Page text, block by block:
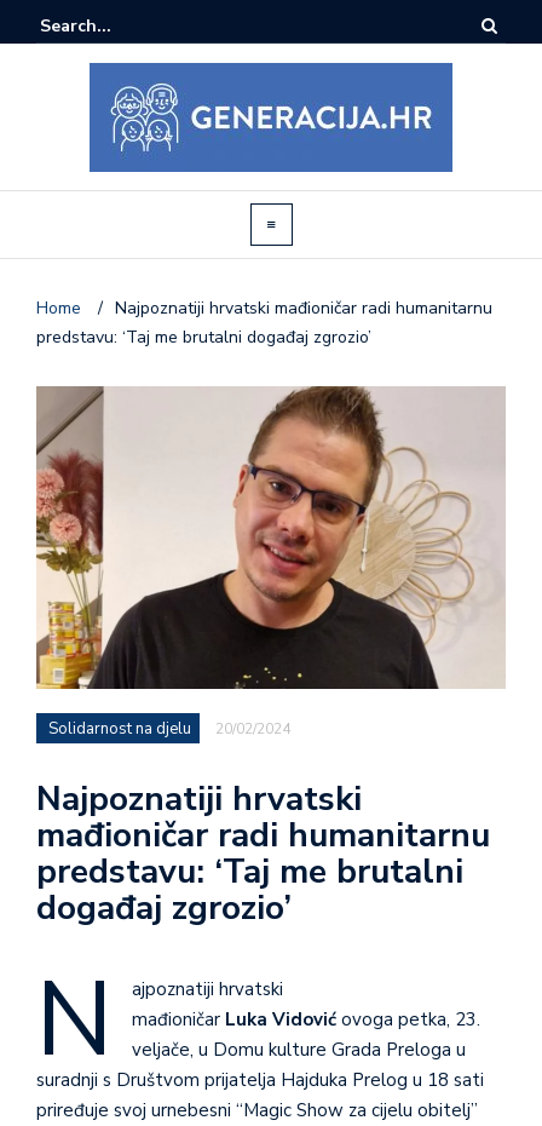
Home / Najpoznatiji hrvatski mađioničar radi humanitarnu
predstavu: ‘Taj me brutalni događaj zgrozio’
Solidarnost na djelu 20/02/2024
Najpoznatiji hrvatski
mađioničar radi humanitarnu
predstavu: ‘Taj me brutalni
događaj zgrozio’
N
ajpoznatiji hrvatski
mađioničar Luka Vidović ovoga petka, 23.
veljače, u Domu kulture Grada Preloga u
suradnji s Društvom prijatelja Hajduka Prelog u 18 sati
priređuje svoj urnebesni “Magic Show za cijelu obitelj”